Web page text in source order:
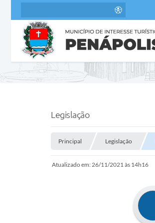
Legislação
Principal Legislação
Atualizado em: 26/11/2021 às 14h16